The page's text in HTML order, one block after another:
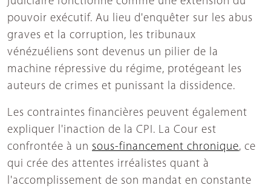
pouvoir exécutif. Au lieu d'enquêter sur les abus
graves et la corruption, les tribunaux
vénézuéliens sont devenus un pilier de la
machine répressive du régime, protégeant les
auteurs de crimes et punissant la dissidence.
Les contraintes financières peuvent également
expliquer l'inaction de la CPI. La Cour est
confrontée à un sous-financement chronique, ce
qui crée des attentes irréalistes quant à
l'accomplissement de son mandat en constante